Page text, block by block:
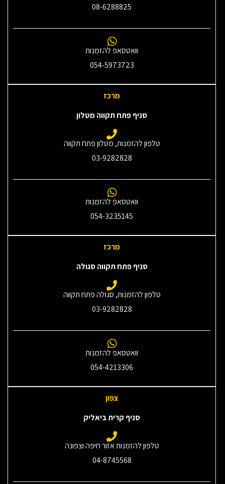
08-6288825
וואטסאפ להזמנות
054-5973723
מרכז
סניף פתח תקווה מטלון
טלפון להזמנות, מטלון פתח תקווה
03-9282828
וואטסאפ להזמנות
054-3235145‎
מרכז
סניף פתח תקווה סגולה
טלפון להזמנות, סגולה פתח תקווה
03-9282828
וואטסאפ להזמנות
054-4213306
צפון
סניף קרית ביאליק
טלפון להזמנות אזור חיפה וצפונה
04-8745568